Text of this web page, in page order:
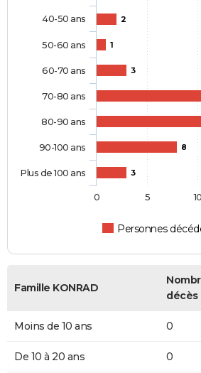
2
1
3
8
3
Personnes
40-50 ans
50-60 ans
60-70 ans
70-80 ans
80-90 ans
90-100 ans
Plus de 100 ans
0 5 10
Famille KONRAD
décès
Moins de 10 ans 0
De 10 à 20 ans 0